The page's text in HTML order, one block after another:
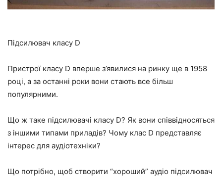
Підсилювач класу D
Пристрої класу D вперше з’явилися на ринку ще в 1958
році, а за останні роки вони стають все більш
популярними.
Що ж таке підсилювачі класу D? Як вони співвідносяться
з іншими типами приладів? Чому клас D представляє
інтерес для аудіотехніки?
Що потрібно, щоб створити “хороший” аудіо підсилювач